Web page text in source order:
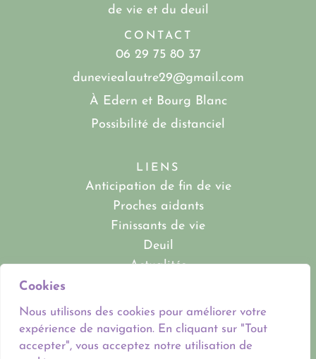
Cookies
Nous utilisons des cookies pour améliorer votre
expérience de navigation. En cliquant sur "Tout
accepter", vous acceptez notre utilisation de
LIENS
Anticipation de fin de vie
Proches aidants
Finissants de vie
Deuil
Actualités
Contact
de vie et du deuil
CONTACT
06 29 75 80 37
duneviealautre29@gmail.com
À Edern et Bourg Blanc
Possibilité de distanciel